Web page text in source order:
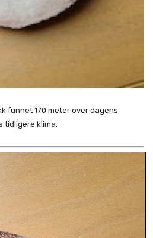
funnet 170 meter over dagens
tidligere klima.